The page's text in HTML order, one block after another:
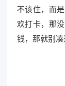
不该住，而
欢打卡，那
钱，那就别凑